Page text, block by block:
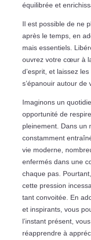
équilibrée et
Il est possible de ne
après le temps, en
mais essentiels.
ouvrez votre cœur à
d’esprit, et laissez
s’épanouir autour de
Imaginons un
opportunité de
pleinement. Dans un
constamment
vie moderne,
enfermés dans une
chaque pas.
cette pression
tant convoitée. En
et inspirants, vous
l’instant présent,
réapprendre à